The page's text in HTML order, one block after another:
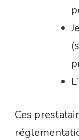
Ces